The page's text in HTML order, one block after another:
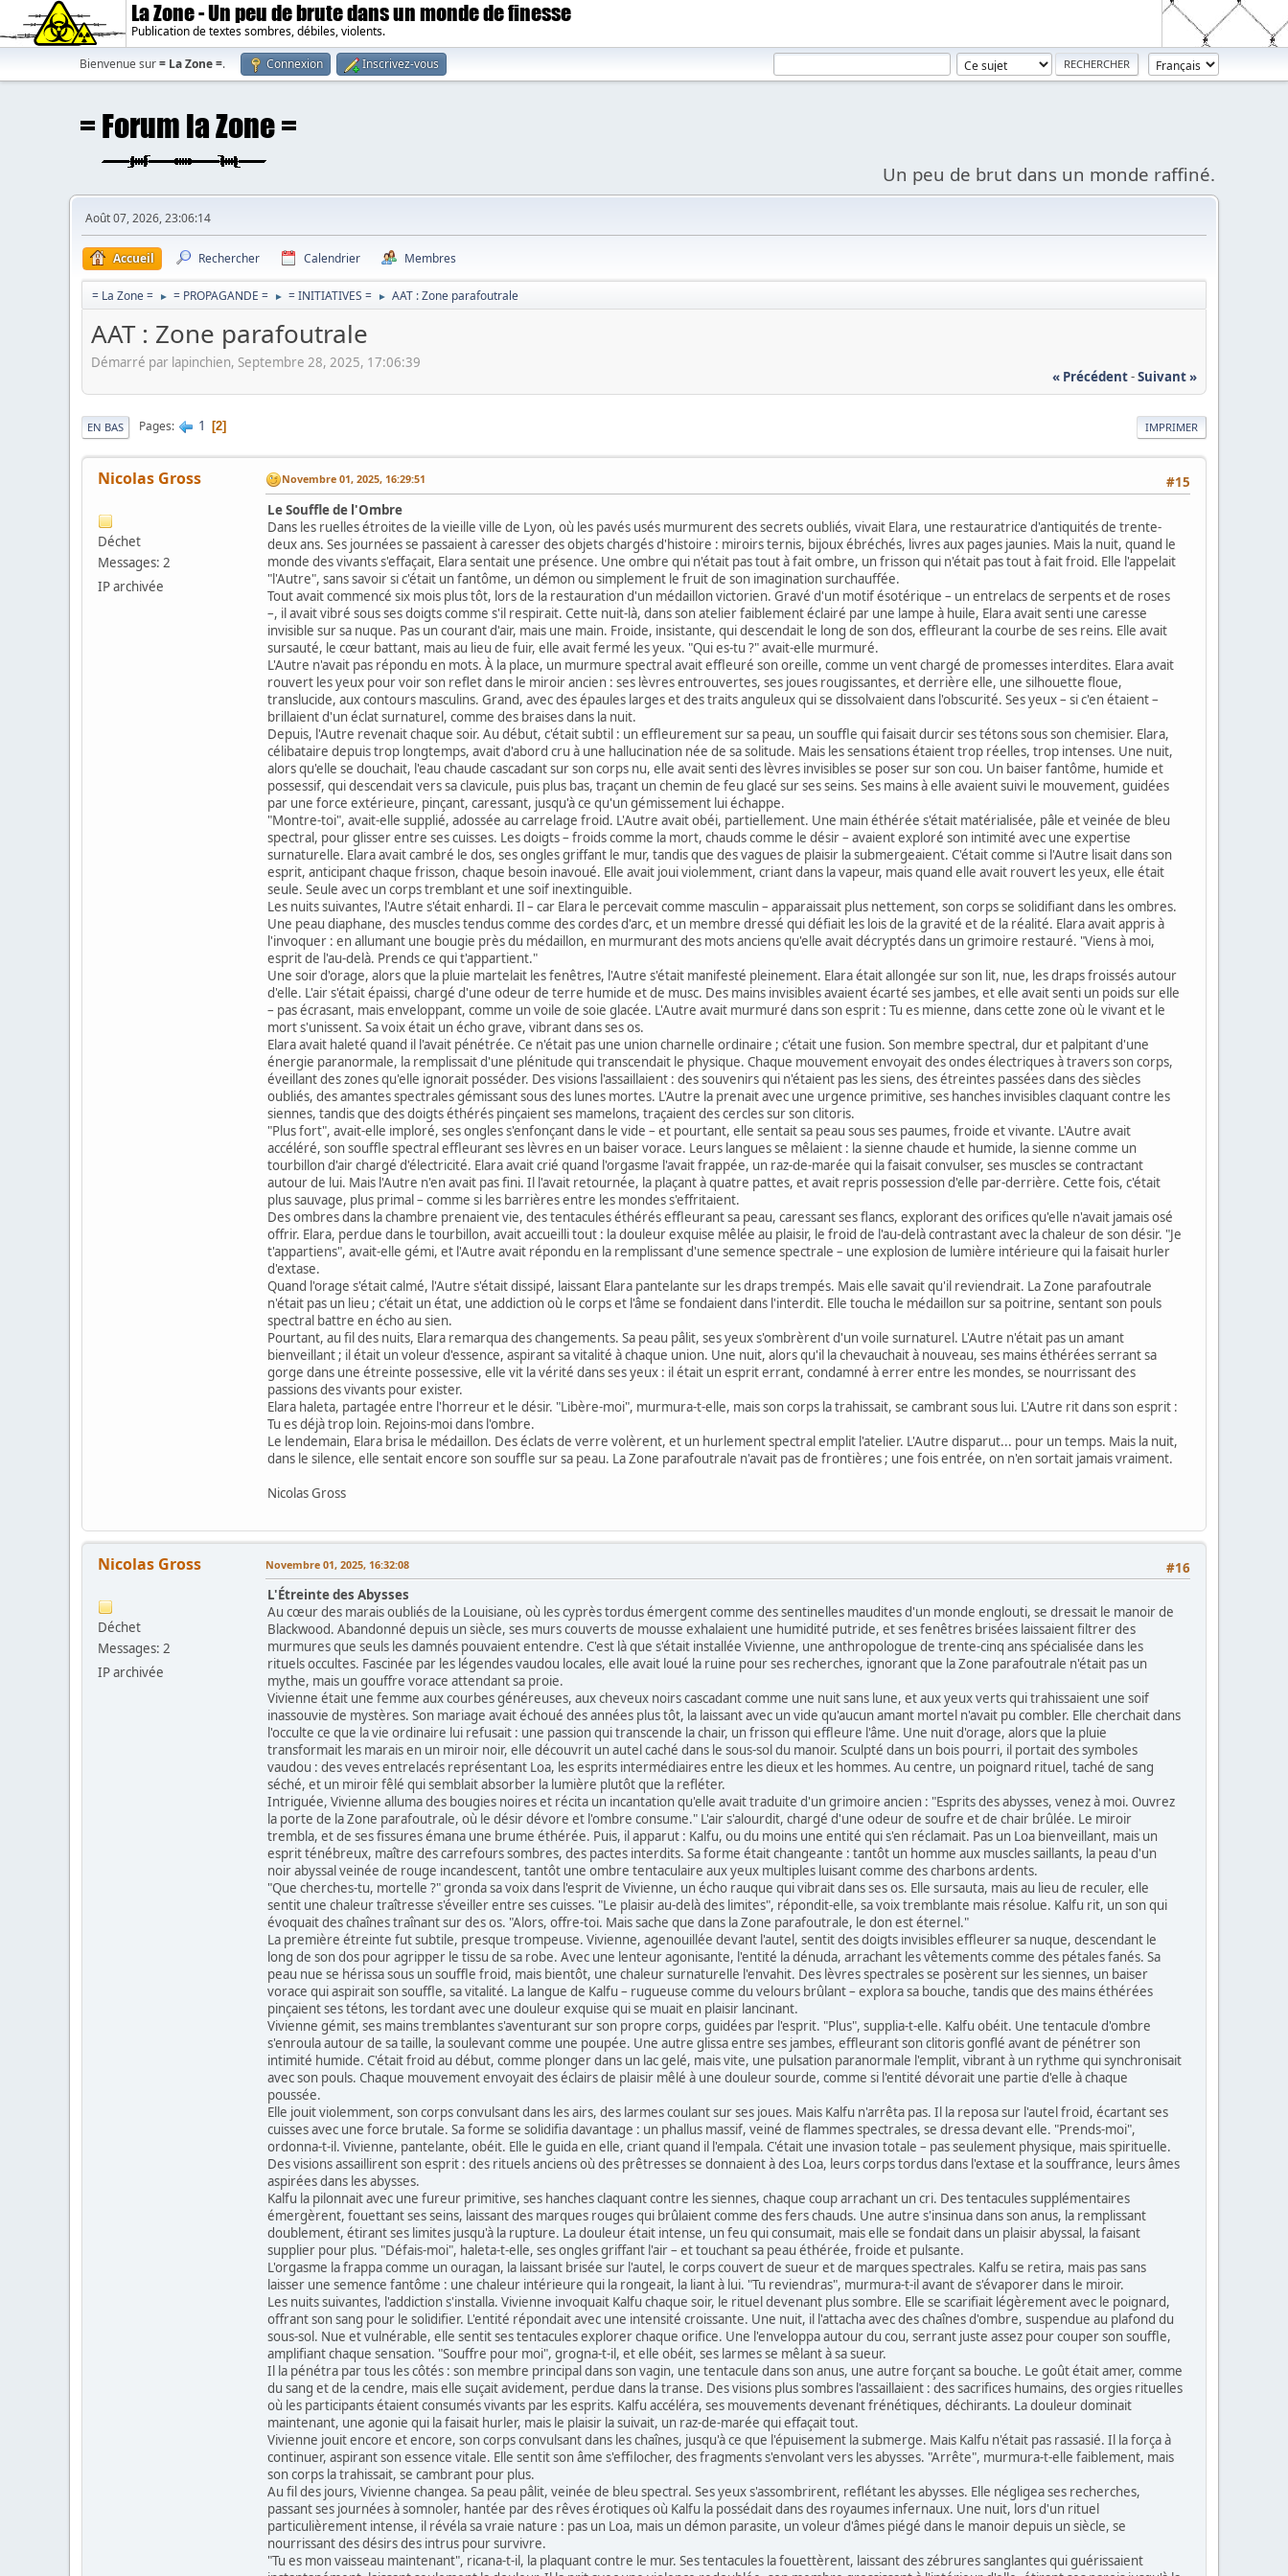
La Zone - Un peu de brute dans un monde de finesse
Publication de textes sombres, débiles, violents.
Bienvenue sur= La Zone =. Connexion Inscrivez-vous
Un peu de brut dans un monde raffiné.
Août 07, 2026, 23:06:14
Accueil Rechercher Calendrier Membres
= La Zone = ► = PROPAGANDE = ► = INITIATIVES = ► AAT : Zone parafoutrale
AAT : Zone parafoutrale
Démarré par lapinchien, Septembre 28, 2025, 17:06:39
« Précédent-Suivant »
IMPRIMER
EN BAS Pages 1 2
Nicolas Gross
Déchet
Messages: 2
IP archivée
#15
Novembre 01, 2025, 16:29:51
Le Souffle de l'Ombre
Dans les ruelles étroites de la vieille ville de Lyon, où les pavés usés murmurent des secrets oubliés, vivait Elara, une restauratrice d'antiquités de trente-
deux ans. Ses journées se passaient à caresser des objets chargés d'histoire : miroirs ternis, bijoux ébréchés, livres aux pages jaunies. Mais la nuit, quand le
monde des vivants s'effaçait, Elara sentait une présence. Une ombre qui n'était pas tout à fait ombre, un frisson qui n'était pas tout à fait froid. Elle l'appelait
"l'Autre", sans savoir si c'était un fantôme, un démon ou simplement le fruit de son imagination surchauffée.
Tout avait commencé six mois plus tôt, lors de la restauration d'un médaillon victorien. Gravé d'un motif ésotérique – un entrelacs de serpents et de roses
–, il avait vibré sous ses doigts comme s'il respirait. Cette nuit-là, dans son atelier faiblement éclairé par une lampe à huile, Elara avait senti une caresse
invisible sur sa nuque. Pas un courant d'air, mais une main. Froide, insistante, qui descendait le long de son dos, effleurant la courbe de ses reins. Elle avait
sursauté, le cœur battant, mais au lieu de fuir, elle avait fermé les yeux. "Qui es-tu ?" avait-elle murmuré.
L'Autre n'avait pas répondu en mots. À la place, un murmure spectral avait effleuré son oreille, comme un vent chargé de promesses interdites. Elara avait
rouvert les yeux pour voir son reflet dans le miroir ancien : ses lèvres entrouvertes, ses joues rougissantes, et derrière elle, une silhouette floue,
translucide, aux contours masculins. Grand, avec des épaules larges et des traits anguleux qui se dissolvaient dans l'obscurité. Ses yeux – si c'en étaient –
brillaient d'un éclat surnaturel, comme des braises dans la nuit.
Depuis, l'Autre revenait chaque soir. Au début, c'était subtil : un effleurement sur sa peau, un souffle qui faisait durcir ses tétons sous son chemisier. Elara,
célibataire depuis trop longtemps, avait d'abord cru à une hallucination née de sa solitude. Mais les sensations étaient trop réelles, trop intenses. Une nuit,
alors qu'elle se douchait, l'eau chaude cascadant sur son corps nu, elle avait senti des lèvres invisibles se poser sur son cou. Un baiser fantôme, humide et
possessif, qui descendait vers sa clavicule, puis plus bas, traçant un chemin de feu glacé sur ses seins. Ses mains à elle avaient suivi le mouvement, guidées
par une force extérieure, pinçant, caressant, jusqu'à ce qu'un gémissement lui échappe.
"Montre-toi", avait-elle supplié, adossée au carrelage froid. L'Autre avait obéi, partiellement. Une main éthérée s'était matérialisée, pâle et veinée de bleu
spectral, pour glisser entre ses cuisses. Les doigts – froids comme la mort, chauds comme le désir – avaient exploré son intimité avec une expertise
surnaturelle. Elara avait cambré le dos, ses ongles griffant le mur, tandis que des vagues de plaisir la submergeaient. C'était comme si l'Autre lisait dans son
esprit, anticipant chaque frisson, chaque besoin inavoué. Elle avait joui violemment, criant dans la vapeur, mais quand elle avait rouvert les yeux, elle était
seule. Seule avec un corps tremblant et une soif inextinguible.
Les nuits suivantes, l'Autre s'était enhardi. Il – car Elara le percevait comme masculin – apparaissait plus nettement, son corps se solidifiant dans les ombres.
Une peau diaphane, des muscles tendus comme des cordes d'arc, et un membre dressé qui défiait les lois de la gravité et de la réalité. Elara avait appris à
l'invoquer : en allumant une bougie près du médaillon, en murmurant des mots anciens qu'elle avait décryptés dans un grimoire restauré. "Viens à moi,
esprit de l'au-delà. Prends ce qui t'appartient."
Une soir d'orage, alors que la pluie martelait les fenêtres, l'Autre s'était manifesté pleinement. Elara était allongée sur son lit, nue, les draps froissés autour
d'elle. L'air s'était épaissi, chargé d'une odeur de terre humide et de musc. Des mains invisibles avaient écarté ses jambes, et elle avait senti un poids sur elle
– pas écrasant, mais enveloppant, comme un voile de soie glacée. L'Autre avait murmuré dans son esprit : Tu es mienne, dans cette zone où le vivant et le
mort s'unissent. Sa voix était un écho grave, vibrant dans ses os.
Elara avait haleté quand il l'avait pénétrée. Ce n'était pas une union charnelle ordinaire ; c'était une fusion. Son membre spectral, dur et palpitant d'une
énergie paranormale, la remplissait d'une plénitude qui transcendait le physique. Chaque mouvement envoyait des ondes électriques à travers son corps,
éveillant des zones qu'elle ignorait posséder. Des visions l'assaillaient : des souvenirs qui n'étaient pas les siens, des étreintes passées dans des siècles
oubliés, des amantes spectrales gémissant sous des lunes mortes. L'Autre la prenait avec une urgence primitive, ses hanches invisibles claquant contre les
siennes, tandis que des doigts éthérés pinçaient ses mamelons, traçaient des cercles sur son clitoris.
"Plus fort", avait-elle imploré, ses ongles s'enfonçant dans le vide – et pourtant, elle sentait sa peau sous ses paumes, froide et vivante. L'Autre avait
accéléré, son souffle spectral effleurant ses lèvres en un baiser vorace. Leurs langues se mêlaient : la sienne chaude et humide, la sienne comme un
tourbillon d'air chargé d'électricité. Elara avait crié quand l'orgasme l'avait frappée, un raz-de-marée qui la faisait convulser, ses muscles se contractant
autour de lui. Mais l'Autre n'en avait pas fini. Il l'avait retournée, la plaçant à quatre pattes, et avait repris possession d'elle par-derrière. Cette fois, c'était
plus sauvage, plus primal – comme si les barrières entre les mondes s'effritaient.
Des ombres dans la chambre prenaient vie, des tentacules éthérés effleurant sa peau, caressant ses flancs, explorant des orifices qu'elle n'avait jamais osé
offrir. Elara, perdue dans le tourbillon, avait accueilli tout : la douleur exquise mêlée au plaisir, le froid de l'au-delà contrastant avec la chaleur de son désir. "Je
t'appartiens", avait-elle gémi, et l'Autre avait répondu en la remplissant d'une semence spectrale – une explosion de lumière intérieure qui la faisait hurler
d'extase.
Quand l'orage s'était calmé, l'Autre s'était dissipé, laissant Elara pantelante sur les draps trempés. Mais elle savait qu'il reviendrait. La Zone parafoutrale
n'était pas un lieu ; c'était un état, une addiction où le corps et l'âme se fondaient dans l'interdit. Elle toucha le médaillon sur sa poitrine, sentant son pouls
spectral battre en écho au sien.
Pourtant, au fil des nuits, Elara remarqua des changements. Sa peau pâlit, ses yeux s'ombrèrent d'un voile surnaturel. L'Autre n'était pas un amant
bienveillant ; il était un voleur d'essence, aspirant sa vitalité à chaque union. Une nuit, alors qu'il la chevauchait à nouveau, ses mains éthérées serrant sa
gorge dans une étreinte possessive, elle vit la vérité dans ses yeux : il était un esprit errant, condamné à errer entre les mondes, se nourrissant des
passions des vivants pour exister.
Elara haleta, partagée entre l'horreur et le désir. "Libère-moi", murmura-t-elle, mais son corps la trahissait, se cambrant sous lui. L'Autre rit dans son esprit :
Tu es déjà trop loin. Rejoins-moi dans l'ombre.
Le lendemain, Elara brisa le médaillon. Des éclats de verre volèrent, et un hurlement spectral emplit l'atelier. L'Autre disparut... pour un temps. Mais la nuit,
dans le silence, elle sentait encore son souffle sur sa peau. La Zone parafoutrale n'avait pas de frontières ; une fois entrée, on n'en sortait jamais vraiment.
Nicolas Gross
Nicolas Gross
Déchet
Messages: 2
IP archivée
#16
Novembre 01, 2025, 16:32:08
L'Étreinte des Abysses
Au cœur des marais oubliés de la Louisiane, où les cyprès tordus émergent comme des sentinelles maudites d'un monde englouti, se dressait le manoir de
Blackwood. Abandonné depuis un siècle, ses murs couverts de mousse exhalaient une humidité putride, et ses fenêtres brisées laissaient filtrer des
murmures que seuls les damnés pouvaient entendre. C'est là que s'était installée Vivienne, une anthropologue de trente-cinq ans spécialisée dans les
rituels occultes. Fascinée par les légendes vaudou locales, elle avait loué la ruine pour ses recherches, ignorant que la Zone parafoutrale n'était pas un
mythe, mais un gouffre vorace attendant sa proie.
Vivienne était une femme aux courbes généreuses, aux cheveux noirs cascadant comme une nuit sans lune, et aux yeux verts qui trahissaient une soif
inassouvie de mystères. Son mariage avait échoué des années plus tôt, la laissant avec un vide qu'aucun amant mortel n'avait pu combler. Elle cherchait dans
l'occulte ce que la vie ordinaire lui refusait : une passion qui transcende la chair, un frisson qui effleure l'âme. Une nuit d'orage, alors que la pluie
transformait les marais en un miroir noir, elle découvrit un autel caché dans le sous-sol du manoir. Sculpté dans un bois pourri, il portait des symboles
vaudou : des veves entrelacés représentant Loa, les esprits intermédiaires entre les dieux et les hommes. Au centre, un poignard rituel, taché de sang
séché, et un miroir fêlé qui semblait absorber la lumière plutôt que la refléter.
Intriguée, Vivienne alluma des bougies noires et récita un incantation qu'elle avait traduite d'un grimoire ancien : "Esprits des abysses, venez à moi. Ouvrez
la porte de la Zone parafoutrale, où le désir dévore et l'ombre consume." L'air s'alourdit, chargé d'une odeur de soufre et de chair brûlée. Le miroir
trembla, et de ses fissures émana une brume éthérée. Puis, il apparut : Kalfu, ou du moins une entité qui s'en réclamait. Pas un Loa bienveillant, mais un
esprit ténébreux, maître des carrefours sombres, des pactes interdits. Sa forme était changeante : tantôt un homme aux muscles saillants, la peau d'un
noir abyssal veinée de rouge incandescent, tantôt une ombre tentaculaire aux yeux multiples luisant comme des charbons ardents.
"Que cherches-tu, mortelle ?" gronda sa voix dans l'esprit de Vivienne, un écho rauque qui vibrait dans ses os. Elle sursauta, mais au lieu de reculer, elle
sentit une chaleur traîtresse s'éveiller entre ses cuisses. "Le plaisir au-delà des limites", répondit-elle, sa voix tremblante mais résolue. Kalfu rit, un son qui
évoquait des chaînes traînant sur des os. "Alors, offre-toi. Mais sache que dans la Zone parafoutrale, le don est éternel."
La première étreinte fut subtile, presque trompeuse. Vivienne, agenouillée devant l'autel, sentit des doigts invisibles effleurer sa nuque, descendant le
long de son dos pour agripper le tissu de sa robe. Avec une lenteur agonisante, l'entité la dénuda, arrachant les vêtements comme des pétales fanés. Sa
peau nue se hérissa sous un souffle froid, mais bientôt, une chaleur surnaturelle l'envahit. Des lèvres spectrales se posèrent sur les siennes, un baiser
vorace qui aspirait son souffle, sa vitalité. La langue de Kalfu – rugueuse comme du velours brûlant – explora sa bouche, tandis que des mains éthérées
pinçaient ses tétons, les tordant avec une douleur exquise qui se muait en plaisir lancinant.
Vivienne gémit, ses mains tremblantes s'aventurant sur son propre corps, guidées par l'esprit. "Plus", supplia-t-elle. Kalfu obéit. Une tentacule d'ombre
s'enroula autour de sa taille, la soulevant comme une poupée. Une autre glissa entre ses jambes, effleurant son clitoris gonflé avant de pénétrer son
intimité humide. C'était froid au début, comme plonger dans un lac gelé, mais vite, une pulsation paranormale l'emplit, vibrant à un rythme qui synchronisait
avec son pouls. Chaque mouvement envoyait des éclairs de plaisir mêlé à une douleur sourde, comme si l'entité dévorait une partie d'elle à chaque
poussée.
Elle jouit violemment, son corps convulsant dans les airs, des larmes coulant sur ses joues. Mais Kalfu n'arrêta pas. Il la reposa sur l'autel froid, écartant ses
cuisses avec une force brutale. Sa forme se solidifia davantage : un phallus massif, veiné de flammes spectrales, se dressa devant elle. "Prends-moi",
ordonna-t-il. Vivienne, pantelante, obéit. Elle le guida en elle, criant quand il l'empala. C'était une invasion totale – pas seulement physique, mais spirituelle.
Des visions assaillirent son esprit : des rituels anciens où des prêtresses se donnaient à des Loa, leurs corps tordus dans l'extase et la souffrance, leurs âmes
aspirées dans les abysses.
Kalfu la pilonnait avec une fureur primitive, ses hanches claquant contre les siennes, chaque coup arrachant un cri. Des tentacules supplémentaires
émergèrent, fouettant ses seins, laissant des marques rouges qui brûlaient comme des fers chauds. Une autre s'insinua dans son anus, la remplissant
doublement, étirant ses limites jusqu'à la rupture. La douleur était intense, un feu qui consumait, mais elle se fondait dans un plaisir abyssal, la faisant
supplier pour plus. "Défais-moi", haleta-t-elle, ses ongles griffant l'air – et touchant sa peau éthérée, froide et pulsante.
L'orgasme la frappa comme un ouragan, la laissant brisée sur l'autel, le corps couvert de sueur et de marques spectrales. Kalfu se retira, mais pas sans
laisser une semence fantôme : une chaleur intérieure qui la rongeait, la liant à lui. "Tu reviendras", murmura-t-il avant de s'évaporer dans le miroir.
Les nuits suivantes, l'addiction s'installa. Vivienne invoquait Kalfu chaque soir, le rituel devenant plus sombre. Elle se scarifiait légèrement avec le poignard,
offrant son sang pour le solidifier. L'entité répondait avec une intensité croissante. Une nuit, il l'attacha avec des chaînes d'ombre, suspendue au plafond du
sous-sol. Nue et vulnérable, elle sentit ses tentacules explorer chaque orifice. Une l'enveloppa autour du cou, serrant juste assez pour couper son souffle,
amplifiant chaque sensation. "Souffre pour moi", grogna-t-il, et elle obéit, ses larmes se mêlant à sa sueur.
Il la pénétra par tous les côtés : son membre principal dans son vagin, une tentacule dans son anus, une autre forçant sa bouche. Le goût était amer, comme
du sang et de la cendre, mais elle suçait avidement, perdue dans la transe. Des visions plus sombres l'assaillaient : des sacrifices humains, des orgies rituelles
où les participants étaient consumés vivants par les esprits. Kalfu accéléra, ses mouvements devenant frénétiques, déchirants. La douleur dominait
maintenant, une agonie qui la faisait hurler, mais le plaisir la suivait, un raz-de-marée qui effaçait tout.
Vivienne jouit encore et encore, son corps convulsant dans les chaînes, jusqu'à ce que l'épuisement la submerge. Mais Kalfu n'était pas rassasié. Il la força à
continuer, aspirant son essence vitale. Elle sentit son âme s'effilocher, des fragments s'envolant vers les abysses. "Arrête", murmura-t-elle faiblement, mais
son corps la trahissait, se cambrant pour plus.
Au fil des jours, Vivienne changea. Sa peau pâlit, veinée de bleu spectral. Ses yeux s'assombrirent, reflétant les abysses. Elle négligea ses recherches,
passant ses journées à somnoler, hantée par des rêves érotiques où Kalfu la possédait dans des royaumes infernaux. Une nuit, lors d'un rituel
particulièrement intense, il révéla sa vraie nature : pas un Loa, mais un démon parasite, un voleur d'âmes piégé dans le manoir depuis un siècle, se
nourrissant des désirs des intrus pour survivre.
"Tu es mon vaisseau maintenant", ricana-t-il, la plaquant contre le mur. Ses tentacules la fouettèrent, laissant des zébrures sanglantes qui guérissaient